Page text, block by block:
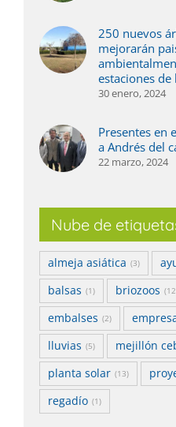
250 nuevos
mejorarán
estaciones
30 enero, 2024
Presentes en
a Andrés del
22 marzo, 2024
Nube de
almeja asiática (3)
balsas (1) briozoos
embalses (2)
lluvias (5) mejillón
planta solar (13)
regadío (1)